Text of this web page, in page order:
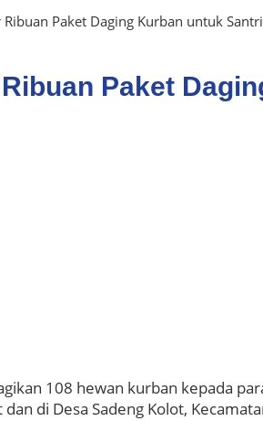
Paket Daging Kurban untuk
Paket
108 hewan kurban kepada
di Desa Sadeng Kolot,